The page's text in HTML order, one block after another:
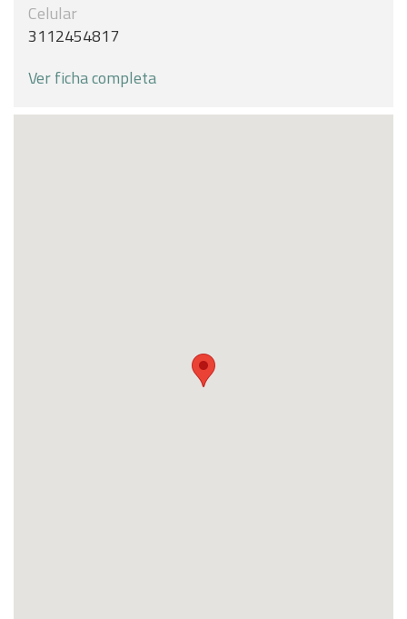
Celular
3112454817
Ver ficha completa